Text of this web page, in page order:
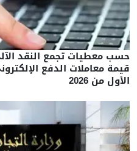
حسب معطيات تجمع النقد
قيمة معاملات الدفع
الأول من 2026